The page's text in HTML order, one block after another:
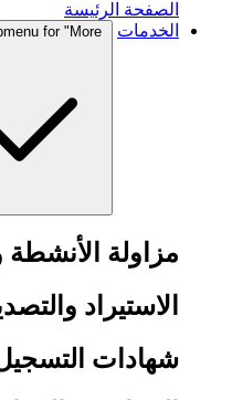
الصفحة الرئيسة
الخدمات
for "More"
مزاولة الأنشطة
الاستيراد
شهادات التسجيل